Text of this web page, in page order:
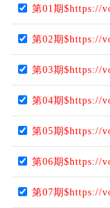
第01期$https://
第02期$https://
第03期$https://
第04期$https://
第05期$https://
第06期$https://
第07期$https://